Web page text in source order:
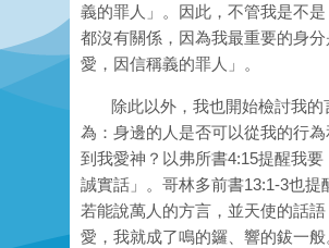
義的罪人」。因此，不管我是不是
都沒有關係，因為我最重要的身
愛，因信稱義的罪人」。
除此以外，我也開始檢討我的
為：身邊的人是否可以從我的行
到我愛神？以弗所書4:15提醒我要
誠實話」。哥林多前書13:1-3也提
若能說萬人的方言，並天使的話
愛，我就成了鳴的鑼、響的鈸一